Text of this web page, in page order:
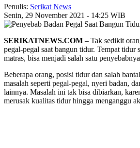
Penulis: Serikat News
Senin, 29 November 2021 - 14:25 WIB
SERIKATNEWS.COM – Tak sedikit
pegal-pegal saat bangun tidur. Tempat tidur
matras, bisa menjadi salah satu
Beberapa orang, posisi tidur dan salah
masalah seperti pegal-pegal, nyeri badan,
lainnya. Masalah ini tak bisa dibiarkan,
merusak kualitas tidur hingga menganggu